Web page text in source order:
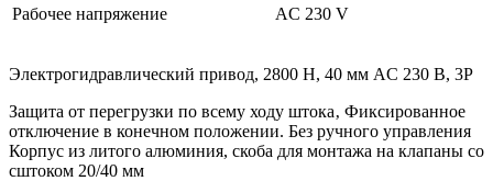
Рабочее напряжение
AC 230 V
Электрогидравлический привод, 2800 Н, 40 мм AC 230 В, 3P
Защита от перегрузки по всему ходу штока‚ Фиксированное
отключение в конечном положении. Без ручного управления
Корпус из литого алюминия, скоба для монтажа на клапаны со
сштоком 20/40 мм